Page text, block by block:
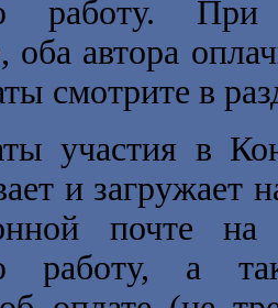
работу.
оба автора
смотрите в
участия в
и загружает
почте
работу, а